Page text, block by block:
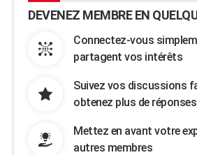
DEVENEZ MEMBRE EN
Connectez-vous
partagent vos intérêts
Suivez vos discussions
obtenez plus de réponses
Mettez en avant votre
autres membres